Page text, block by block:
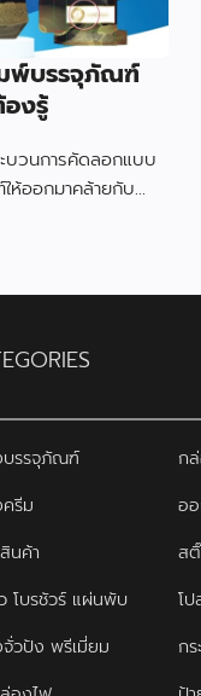
พ์บรรจุภัณฑ์
งรู้
วนการคัดลอกแบบ
ออกมาคล้ายกับ
รรจุภัณฑ์
ก
รีม
อ
นค้า
ส
โบรชัวร์ แผ่นพับ
โ
วปัง พรีเมี่ยม
ก